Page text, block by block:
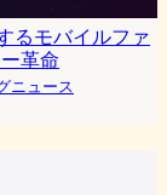
るモバイルファ
革命
ニュース